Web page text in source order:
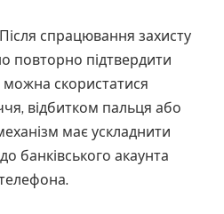
спрацювання захисту
повторно підтвердити
скористатися
відбитком пальця або
має ускладнити
банківського акаунта